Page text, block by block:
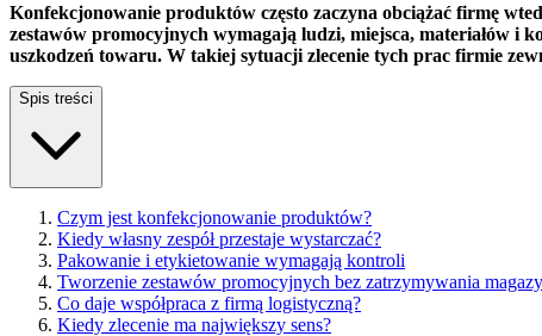
Konfekcjonowanie produktów często zaczyna obciążać firmę
zestawów promocyjnych wymagają ludzi, miejsca, materiałów i
uszkodzeń towaru. W takiej sytuacji zlecenie tych prac firmie
Spis treści
Czym jest konfekcjonowanie produktów?
Kiedy własny zespół przestaje wystarczać?
Pakowanie i etykietowanie wymagają kontroli
Tworzenie zestawów promocyjnych bez zatrzymywania
Co daje współpraca z firmą logistyczną?
Kiedy zlecenie ma największy sens?